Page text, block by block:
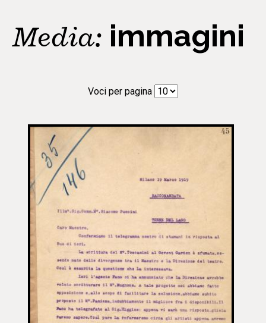
Media: immagini
Voci per pagina